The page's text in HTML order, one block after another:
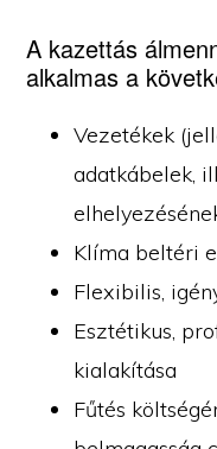
A kazettás
alkalmas a
Vezetékek
adatkábelek,
Klíma beltéri
Flexibilis,
Esztétikus,
kialakítása
Fűtés